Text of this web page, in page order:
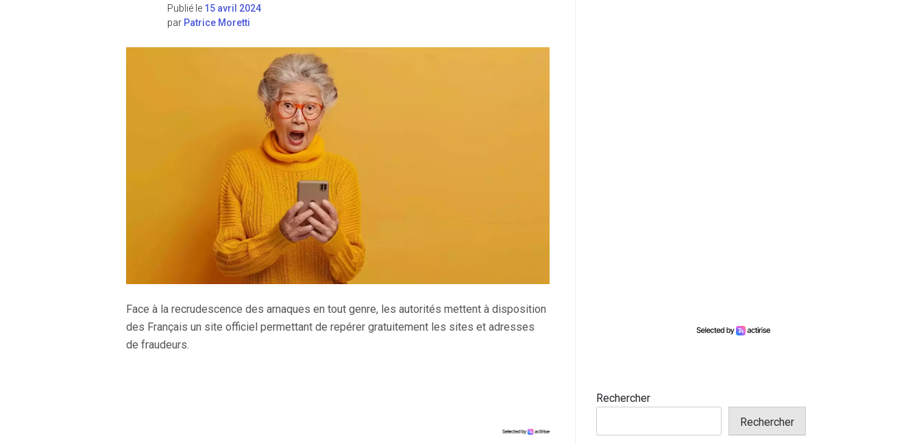
Publié le 15 avril 2024
par Patrice Moretti
Face à la recrudescence des arnaques en tout genre, les autorités mettent à disposition
des Français un site officiel permettant de repérer gratuitement les sites et adresses
de fraudeurs.
Rechercher
Rechercher